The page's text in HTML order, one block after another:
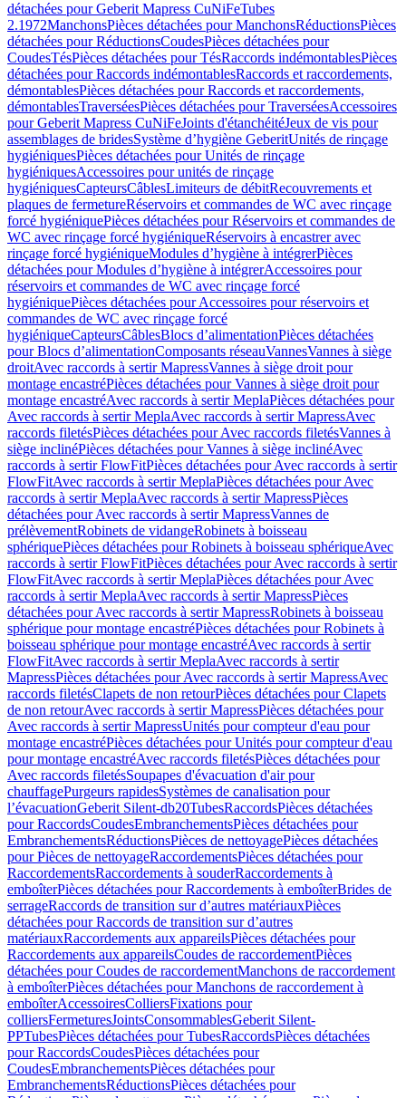
détachées pour Geberit Mapress CuNiFeTubes
2.1972ManchonsPièces détachées pour ManchonsRéductionsPièces
détachées pour RéductionsCoudesPièces détachées pour
CoudesTésPièces détachées pour TésRaccords indémontablesPièces
détachées pour Raccords indémontablesRaccords et raccordements,
démontablesPièces détachées pour Raccords et raccordements,
démontablesTraverséesPièces détachées pour TraverséesAccessoires
pour Geberit Mapress CuNiFeJoints d'étanchéitéJeux de vis pour
assemblages de bridesSystème d’hygiène GeberitUnités de rinçage
hygiéniquesPièces détachées pour Unités de rinçage
hygiéniquesAccessoires pour unités de rinçage
hygiéniquesCapteursCâblesLimiteurs de débitRecouvrements et
plaques de fermetureRéservoirs et commandes de WC avec rinçage
forcé hygiéniquePièces détachées pour Réservoirs et commandes de
WC avec rinçage forcé hygiéniqueRéservoirs à encastrer avec
rinçage forcé hygiéniqueModules d’hygiène à intégrerPièces
détachées pour Modules d’hygiène à intégrerAccessoires pour
réservoirs et commandes de WC avec rinçage forcé
hygiéniquePièces détachées pour Accessoires pour réservoirs et
commandes de WC avec rinçage forcé
hygiéniqueCapteursCâblesBlocs d’alimentationPièces détachées
pour Blocs d’alimentationComposants réseauVannesVannes à siège
droitAvec raccords à sertir MapressVannes à siège droit pour
montage encastréPièces détachées pour Vannes à siège droit pour
montage encastréAvec raccords à sertir MeplaPièces détachées pour
Avec raccords à sertir MeplaAvec raccords à sertir MapressAvec
raccords filetésPièces détachées pour Avec raccords filetésVannes à
siège inclinéPièces détachées pour Vannes à siège inclinéAvec
raccords à sertir FlowFitPièces détachées pour Avec raccords à sertir
FlowFitAvec raccords à sertir MeplaPièces détachées pour Avec
raccords à sertir MeplaAvec raccords à sertir MapressPièces
détachées pour Avec raccords à sertir MapressVannes de
prélèvementRobinets de vidangeRobinets à boisseau
sphériquePièces détachées pour Robinets à boisseau sphériqueAvec
raccords à sertir FlowFitPièces détachées pour Avec raccords à sertir
FlowFitAvec raccords à sertir MeplaPièces détachées pour Avec
raccords à sertir MeplaAvec raccords à sertir MapressPièces
détachées pour Avec raccords à sertir MapressRobinets à boisseau
sphérique pour montage encastréPièces détachées pour Robinets à
boisseau sphérique pour montage encastréAvec raccords à sertir
FlowFitAvec raccords à sertir MeplaAvec raccords à sertir
MapressPièces détachées pour Avec raccords à sertir MapressAvec
raccords filetésClapets de non retourPièces détachées pour Clapets
de non retourAvec raccords à sertir MapressPièces détachées pour
Avec raccords à sertir MapressUnités pour compteur d'eau pour
montage encastréPièces détachées pour Unités pour compteur d'eau
pour montage encastréAvec raccords filetésPièces détachées pour
Avec raccords filetésSoupapes d'évacuation d'air pour
chauffagePurgeurs rapidesSystèmes de canalisation pour
l’évacuationGeberit Silent-db20TubesRaccordsPièces détachées
pour RaccordsCoudesEmbranchementsPièces détachées pour
EmbranchementsRéductionsPièces de nettoyagePièces détachées
pour Pièces de nettoyageRaccordementsPièces détachées pour
RaccordementsRaccordements à souderRaccordements à
emboîterPièces détachées pour Raccordements à emboîterBrides de
serrageRaccords de transition sur d’autres matériauxPièces
détachées pour Raccords de transition sur d’autres
matériauxRaccordements aux appareilsPièces détachées pour
Raccordements aux appareilsCoudes de raccordementPièces
détachées pour Coudes de raccordementManchons de raccordement
à emboîterPièces détachées pour Manchons de raccordement à
emboîterAccessoiresColliersFixations pour
colliersFermeturesJointsConsommablesGeberit Silent-
PPTubesPièces détachées pour TubesRaccordsPièces détachées
pour RaccordsCoudesPièces détachées pour
CoudesEmbranchementsPièces détachées pour
EmbranchementsRéductionsPièces détachées pour